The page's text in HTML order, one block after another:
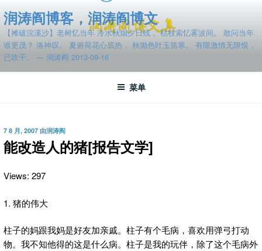
至
容
润涛阎博客，润涛阎博文
【摊破浣溪沙】老树忆当年 冷水秋烟夕日残， 枯枝索忆雾波间。 敢问当年
谁更茂？ 洛神叹。 夏俯荷花心底热， 秋抛色叶玉笛寒。 有限激情无限恨，
已吹干。 — 润涛阎 2013-09-16
菜单
发
布
于
7 8 月, 2007 由润涛阎
能改造人的猪[报告文学]
Views: 297
1. 猪的伟大
柱子的妈跟我妈是好友加亲戚。柱子有个毛病，喜欢用弹弓打动
物。我不知他得的这是什么病。柱子是我的玩伴，除了这个毛病外